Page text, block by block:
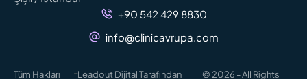
+90 542 429 8830
info@clinicavrupa.com
Tüm Hakları
-Leadout Dijital Tarafından
© 2026 - All Rights